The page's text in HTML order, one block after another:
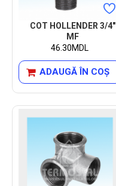
COT HOLLENDER 3/4"
MF
46.30MDL
ADAUGĂ ÎN COŞ